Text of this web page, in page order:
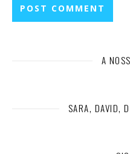
A
SARA, DAVID,